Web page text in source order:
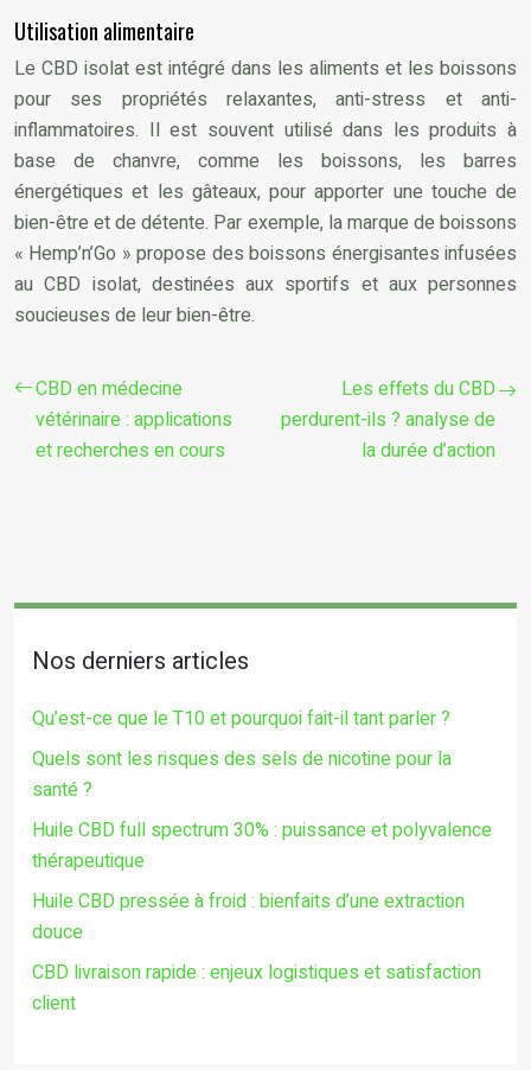
Utilisation alimentaire
Le CBD isolat est intégré dans les aliments et les boissons
pour ses propriétés relaxantes, anti-stress et anti-
inflammatoires. Il est souvent utilisé dans les produits à
base de chanvre, comme les boissons, les barres
énergétiques et les gâteaux, pour apporter une touche de
bien-être et de détente. Par exemple, la marque de boissons
« Hemp’n’Go » propose des boissons énergisantes infusées
au CBD isolat, destinées aux sportifs et aux personnes
soucieuses de leur bien-être.
CBD en médecine
vétérinaire : applications
et recherches en cours
Les effets du CBD
perdurent-ils ? analyse de
la durée d’action
Nos derniers articles
Qu’est-ce que le T10 et pourquoi fait-il tant parler ?
Quels sont les risques des sels de nicotine pour la
santé ?
Huile CBD full spectrum 30% : puissance et polyvalence
thérapeutique
Huile CBD pressée à froid : bienfaits d’une extraction
douce
CBD livraison rapide : enjeux logistiques et satisfaction
client